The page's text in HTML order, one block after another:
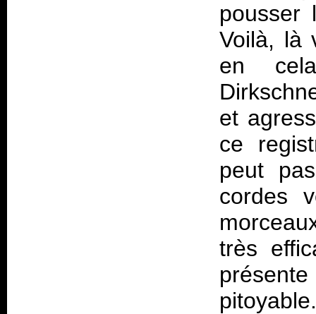
pousser
Voilà, là
en
et
ce
peut
cordes
très